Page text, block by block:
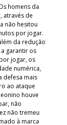
homens da
através de
não hesitou
por jogar.
da redução
garantir os
jogar, os
numérica,
defesa mais
ao ataque
houve
não
não tremeu
à marca